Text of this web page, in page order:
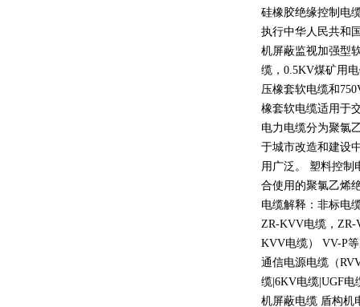
硅橡胶绝缘控制电
执行中华人民共和
机屏蔽监视加强型
缆， 0.5KV煤矿用
压橡套软电缆和
橡套软电缆适用于
电力电缆分为聚氯
于城市改造和建设
用广泛。 塑料控制
合使用的聚氯乙烯
电缆解释：非标电
ZR-KVV电缆， ZR-
KVV电缆） VV-P
通信电源电缆（
缆 |6KV电缆 |UGF电
机屏蔽电缆 盾构机